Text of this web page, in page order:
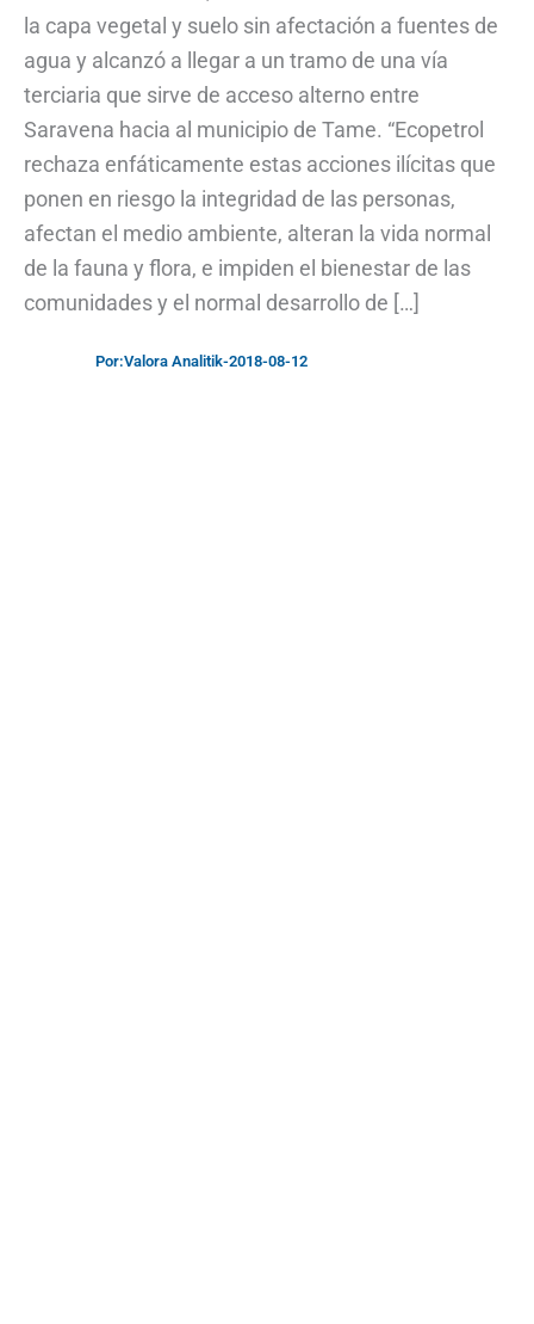
la capa vegetal y suelo sin afectación a fuentes de
agua y alcanzó a llegar a un tramo de una vía
terciaria que sirve de acceso alterno entre
Saravena hacia al municipio de Tame. “Ecopetrol
rechaza enfáticamente estas acciones ilícitas que
ponen en riesgo la integridad de las personas,
afectan el medio ambiente, alteran la vida normal
de la fauna y flora, e impiden el bienestar de las
comunidades y el normal desarrollo de […]
Por:Valora Analitik-2018-08-12